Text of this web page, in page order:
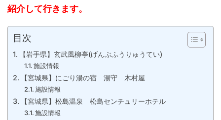
紹介して行きます。
目次
【岩手県】玄武風柳亭(げんぶふうりゅうてい)
施設情報
【宮城県】にごり湯の宿 湯守 木村屋
施設情報
【宮城県】松島温泉 松島センチュリーホテル
施設情報